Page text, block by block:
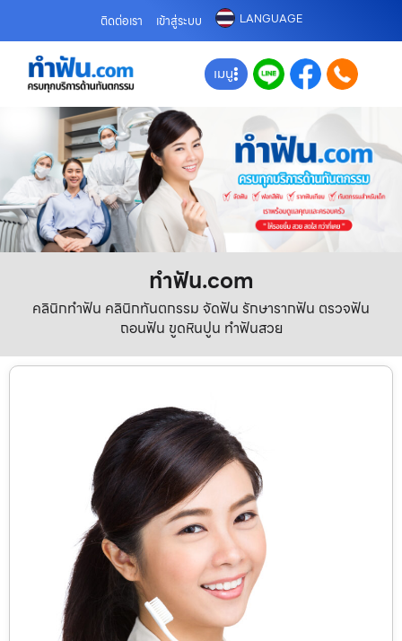
ติดต่อเรา เข้าสู่ระบบ LANGUAGE
เมนู
ทําฟัน.com
คลินิกทำฟัน คลินิกทันตกรรม จัดฟัน รักษารากฟัน ตรวจฟัน
ถอนฟัน ขูดหินปูน ทำฟันสวย